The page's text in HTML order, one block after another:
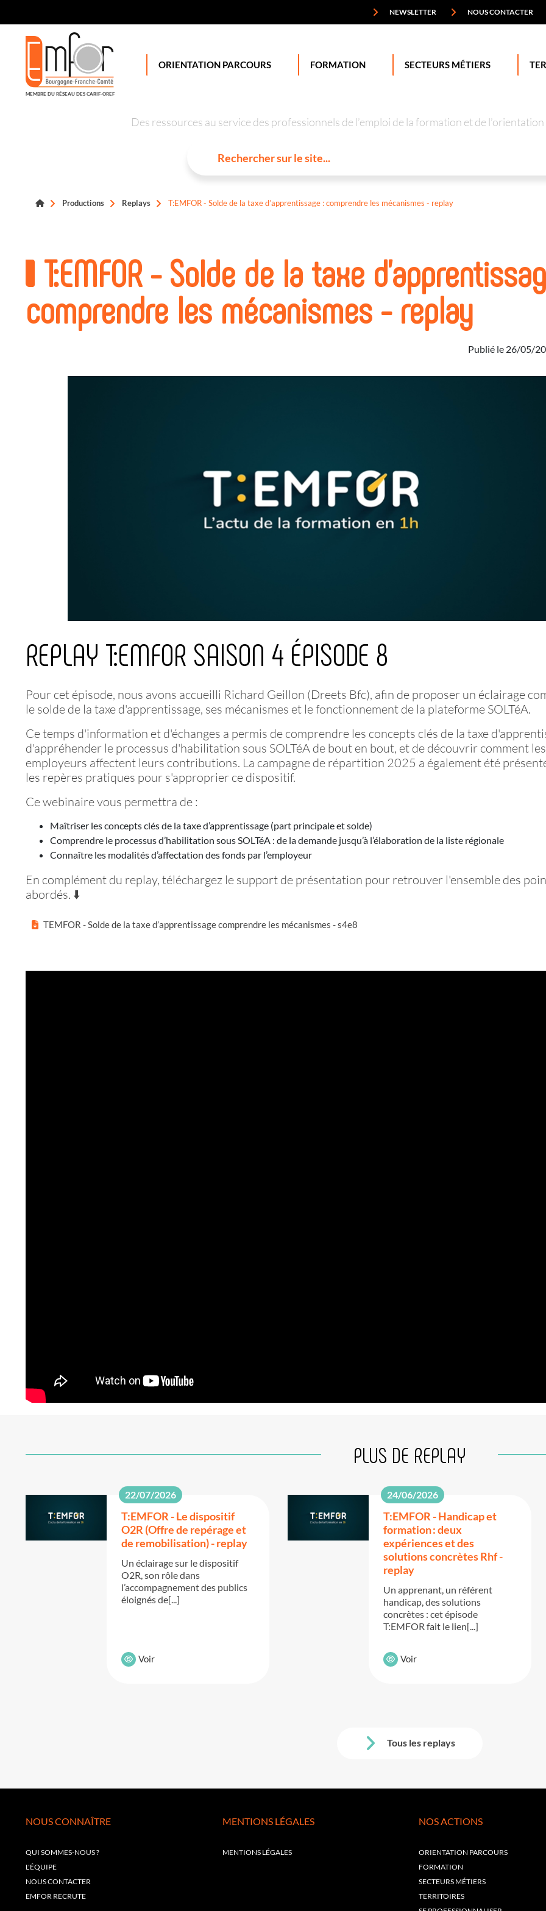
NEWSLETTER NOUS CONTACTER
MEMBRE DU RÉSEAU DES CARIF-OREF
ORIENTATION PARCOURS FORMATION SECTEURS MÉTIERS
Des ressources au service des professionnels de l’emploi de la formation et de
Productions Replays T:EMFOR - Solde de la taxe d’apprentissage : comprendre les mécanismes - replay
T:EMFOR - Solde de la taxe
comprendre les mécanismes - replay
Publié le 26/05/
REPLAY T:EMFOR SAISON 4 ÉPISODE 8
Pour cet épisode, nous avons accueilli Richard Geillon (Dreets Bfc), afin de proposer un éclairage
le solde de la taxe d'apprentissage, ses mécanismes et le fonctionnement de la plateforme SOLTéA.
Ce temps d'information et d'échanges a permis de comprendre les concepts clés de la taxe
d'appréhender le processus d'habilitation sous SOLTéA de bout en bout, et de découvrir comment les
employeurs affectent leurs contributions. La campagne de répartition 2025 a également été
les repères pratiques pour s'approprier ce dispositif.
Ce webinaire vous permettra de :
Maîtriser les concepts clés de la taxe d’apprentissage (part principale et solde)
Comprendre le processus d’habilitation sous SOLTéA : de la demande jusqu’à l’élaboration de la liste régionale
Connaître les modalités d’affectation des fonds par l’employeur
En complément du replay, téléchargez le support de présentation pour retrouver l'ensemble des
abordés. ⬇️
TEMFOR - Solde de la taxe d’apprentissage comprendre les mécanismes - s4e8
PLUS DE REPLAY
22/07/2026
T:EMFOR - Le dispositif
O2R (Offre de repérage et
de remobilisation) - replay
Un éclairage sur le dispositif
O2R, son rôle dans
l’accompagnement des publics
éloignés de[...]
Voir
24/06/2026
T:EMFOR - Handicap et
formation : deux
expériences et des
solutions concrètes Rhf -
replay
Un apprenant, un référent
handicap, des solutions
concrètes : cet épisode
T:EMFOR fait le lien[...]
Voir
Tous les replays
NOUS CONNAÎTRE
QUI SOMMES-NOUS ?
L'ÉQUIPE
NOUS CONTACTER
EMFOR RECRUTE
MENTIONS LÉGALES
MENTIONS LÉGALES
NOS ACTIONS
ORIENTATION PARCOURS
FORMATION
SECTEURS MÉTIERS
TERRITOIRES